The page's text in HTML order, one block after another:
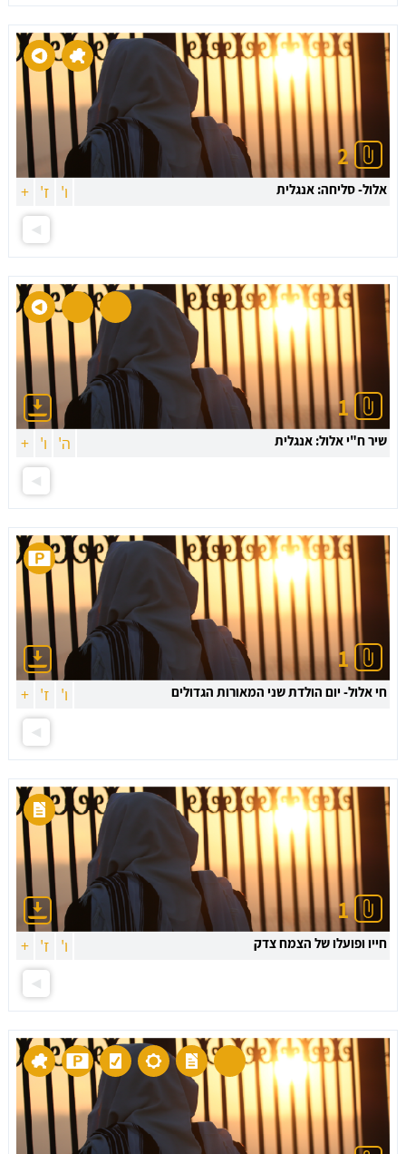
2
אלול- סליחה: אנגלית ו' ז' +
1
שיר ח"י אלול: אנגלית ה' ו' +
1
חי אלול- יום הולדת שני המאורות הגדולים ו' ז' +
1
חייו ופועלו של הצמח צדק ו' ז' +